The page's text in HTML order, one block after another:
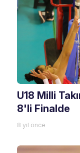
U18 Milli
8'li Finalde
8 yıl önce